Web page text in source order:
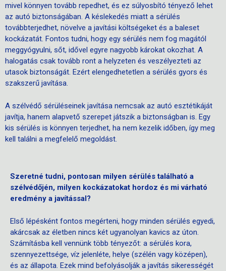
mivel könnyen tovább repedhet, és ez súlyosbító tényező lehet
az autó biztonságában. A késlekedés miatt a sérülés
továbbterjedhet, növelve a javítási költségeket és a baleset
kockázatát. Fontos tudni, hogy egy sérülés nem fog magától
meggyógyulni, sőt, idővel egyre nagyobb károkat okozhat. A
halogatás csak tovább ront a helyzeten és veszélyezteti az
utasok biztonságát. Ezért elengedhetetlen a sérülés gyors és
szakszerű javítása.
A szélvédő sérüléseinek javítása nemcsak az autó esztétikáját
javítja, hanem alapvető szerepet játszik a biztonságban is. Egy
kis sérülés is könnyen terjedhet, ha nem kezelik időben, így meg
kell találni a megfelelő megoldást.
Szeretné tudni, pontosan milyen sérülés található a
szélvédőjén, milyen kockázatokat hordoz és mi várható
eredmény a javítással?
Első lépésként fontos megérteni, hogy minden sérülés egyedi,
akárcsak az életben nincs két ugyanolyan kavics az úton.
Számításba kell vennünk több tényezőt: a sérülés kora,
szennyezettsége, víz jelenléte, helye (szélén vagy középen),
és az állapota. Ezek mind befolyásolják a javítás sikerességét